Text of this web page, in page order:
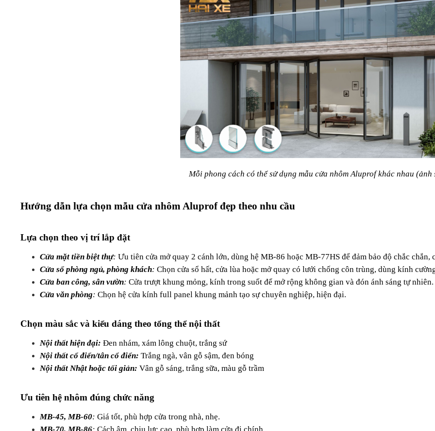
Mỗi phong cách có thể sử dụng mẫu cửa nhôm Aluprof khác nhau (ảnh
Hướng dẫn lựa chọn mẫu cửa nhôm Aluprof đẹp theo nhu cầu
Lựa chọn theo vị trí lắp đặt
Cửa mặt tiền biệt thự: Ưu tiên cửa mở quay 2 cánh lớn, dùng hệ MB-86 hoặc MB-77HS để đảm bảo độ chắc chắn,
Cửa sổ phòng ngủ, phòng khách: Chọn cửa sổ hất, cửa lùa hoặc mở quay có lưới chống côn trùng, dùng kính
Cửa ban công, sân vườn: Cửa trượt khung mỏng, kính trong suốt để mở rộng không gian và đón ánh sáng tự nhiên.
Cửa văn phòng: Chọn hệ cửa kính full panel khung mảnh tạo sự chuyên nghiệp, hiện đại.
Chọn màu sắc và kiểu dáng theo tổng thể nội thất
Nội thất hiện đại: Đen nhám, xám lông chuột, trắng sứ
Nội thất cổ điển/tân cổ điển: Trắng ngà, vân gỗ sậm, đen bóng
Nội thất Nhật hoặc tối giản: Vân gỗ sáng, trắng sữa, màu gỗ trầm
Ưu tiên hệ nhôm đúng chức năng
MB-45, MB-60: Giá tốt, phù hợp cửa trong nhà, nhẹ.